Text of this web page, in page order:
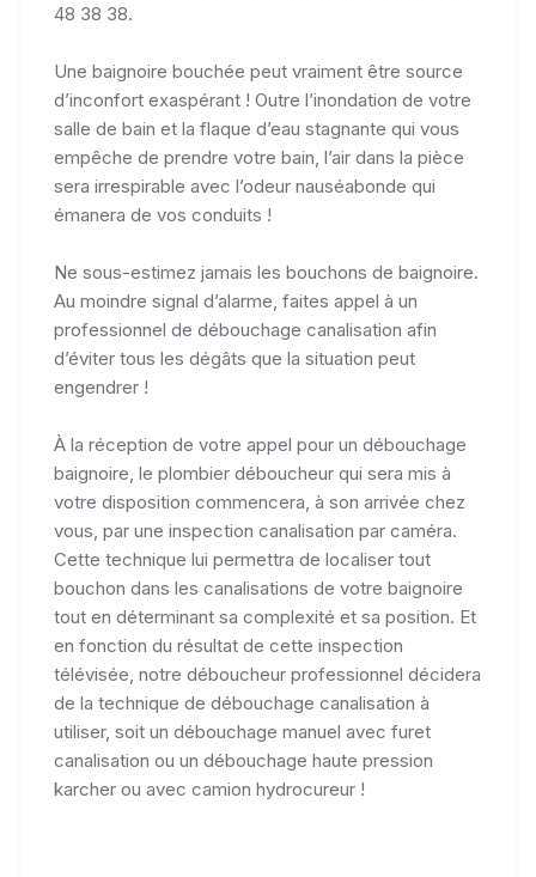
48 38 38.
Une baignoire bouchée peut vraiment être source
d’inconfort exaspérant ! Outre l’inondation de votre
salle de bain et la flaque d’eau stagnante qui vous
empêche de prendre votre bain, l’air dans la pièce
sera irrespirable avec l’odeur nauséabonde qui
émanera de vos conduits !
Ne sous-estimez jamais les bouchons de baignoire.
Au moindre signal d’alarme, faites appel à un
professionnel de débouchage canalisation afin
d’éviter tous les dégâts que la situation peut
engendrer !
À la réception de votre appel pour un débouchage
baignoire, le plombier déboucheur qui sera mis à
votre disposition commencera, à son arrivée chez
vous, par une inspection canalisation par caméra.
Cette technique lui permettra de localiser tout
bouchon dans les canalisations de votre baignoire
tout en déterminant sa complexité et sa position. Et
en fonction du résultat de cette inspection
télévisée, notre déboucheur professionnel décidera
de la technique de débouchage canalisation à
utiliser, soit un débouchage manuel avec furet
canalisation ou un débouchage haute pression
karcher ou avec camion hydrocureur !